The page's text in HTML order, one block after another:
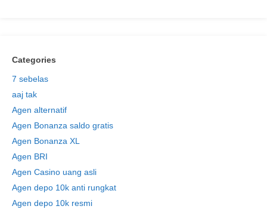
Categories
7 sebelas
aaj tak
Agen alternatif
Agen Bonanza saldo gratis
Agen Bonanza XL
Agen BRI
Agen Casino uang asli
Agen depo 10k anti rungkat
Agen depo 10k resmi